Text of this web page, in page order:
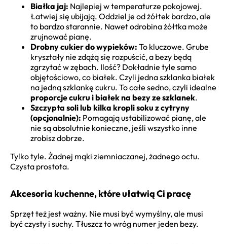
Białka jaj: Najlepiej w temperaturze pokojowej.
Łatwiej się ubijają. Oddziel je od żółtek bardzo, ale
to bardzo starannie. Nawet odrobina żółtka może
zrujnować pianę.
Drobny cukier do wypieków: To kluczowe. Grube
kryształy nie zdążą się rozpuścić, a bezy będą
zgrzytać w zębach. Ilość? Dokładnie tyle samo
objętościowo, co białek. Czyli jedna szklanka białek
na jedną szklankę cukru. To całe sedno, czyli idealne
proporcje cukru i białek na bezy ze szklanek.
Szczypta soli lub kilka kropli soku z cytryny
(opcjonalnie): Pomagają ustabilizować pianę, ale
nie są absolutnie konieczne, jeśli wszystko inne
zrobisz dobrze.
Tylko tyle. Żadnej mąki ziemniaczanej, żadnego octu.
Czysta prostota.
Akcesoria kuchenne, które ułatwią Ci pracę
Sprzęt też jest ważny. Nie musi być wymyślny, ale musi
być czysty i suchy. Tłuszcz to wróg numer jeden bezy.